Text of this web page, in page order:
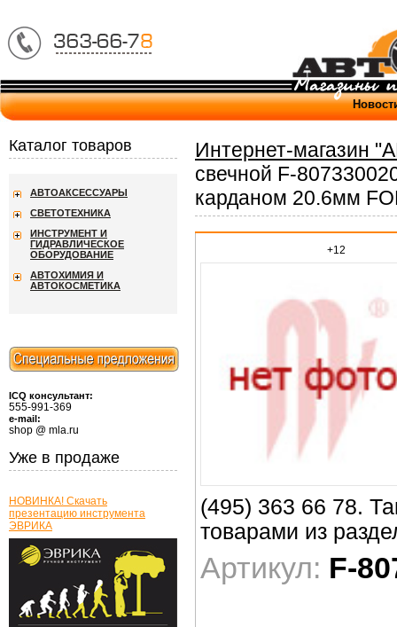
Интернет-магазин
свечной F-
карданом 20.6мм
+12
(495) 363 66 78.
товарами из
Артикул: F-
Каталог товаров
АВТОАКСЕССУАРЫ
СВЕТОТЕХНИКА
ИНСТРУМЕНТ И
ГИДРАВЛИЧЕСКОЕ
ОБОРУДОВАНИЕ
АВТОХИМИЯ И
АВТОКОСМЕТИКА
ICQ консультант:
555-991-369
e-mail:
shop @ mla.ru
Уже в продаже
НОВИНКА! Скачать
презентацию инструмента
ЭВРИКА